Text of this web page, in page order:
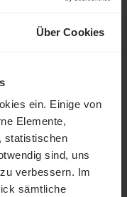
Über Cookies
ein. Einige von
Elemente,
statistischen
sind, uns
verbessern. Im
sämtliche